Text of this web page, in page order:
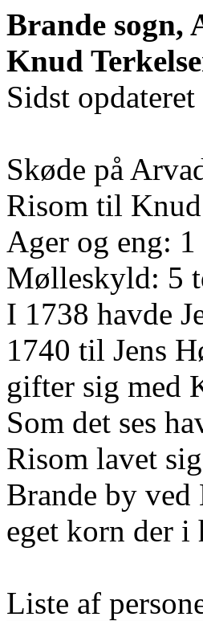
Brande sogn,
Knud
Sidst
Skøde på
Risom til
Ager og eng:
Mølleskyld: 5
I 1738 havde
1740 til Jens
gifter sig med
Som det ses
Risom lavet
Brande by
eget korn der i
Liste af